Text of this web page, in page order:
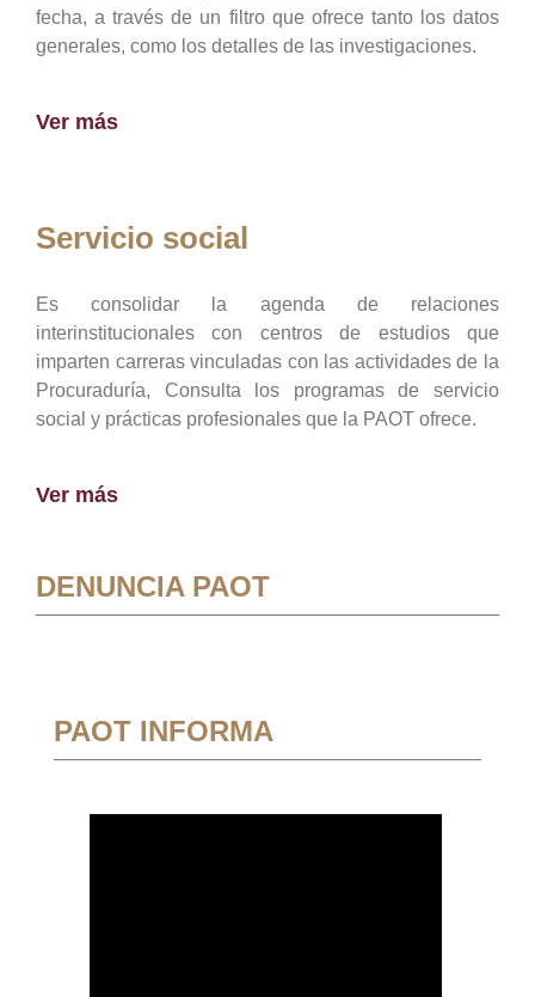
fecha, a través de un filtro que ofrece tanto los datos
generales, como los detalles de las investigaciones.
Ver más
Servicio social
Es consolidar la agenda de relaciones
interinstitucionales con centros de estudios que
imparten carreras vinculadas con las actividades de la
Procuraduría, Consulta los programas de servicio
social y prácticas profesionales que la PAOT ofrece.
Ver más
DENUNCIA PAOT
PAOT INFORMA